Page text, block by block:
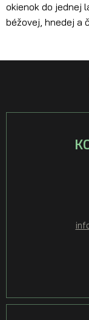
okienok do jednej
béžovej, hnedej a